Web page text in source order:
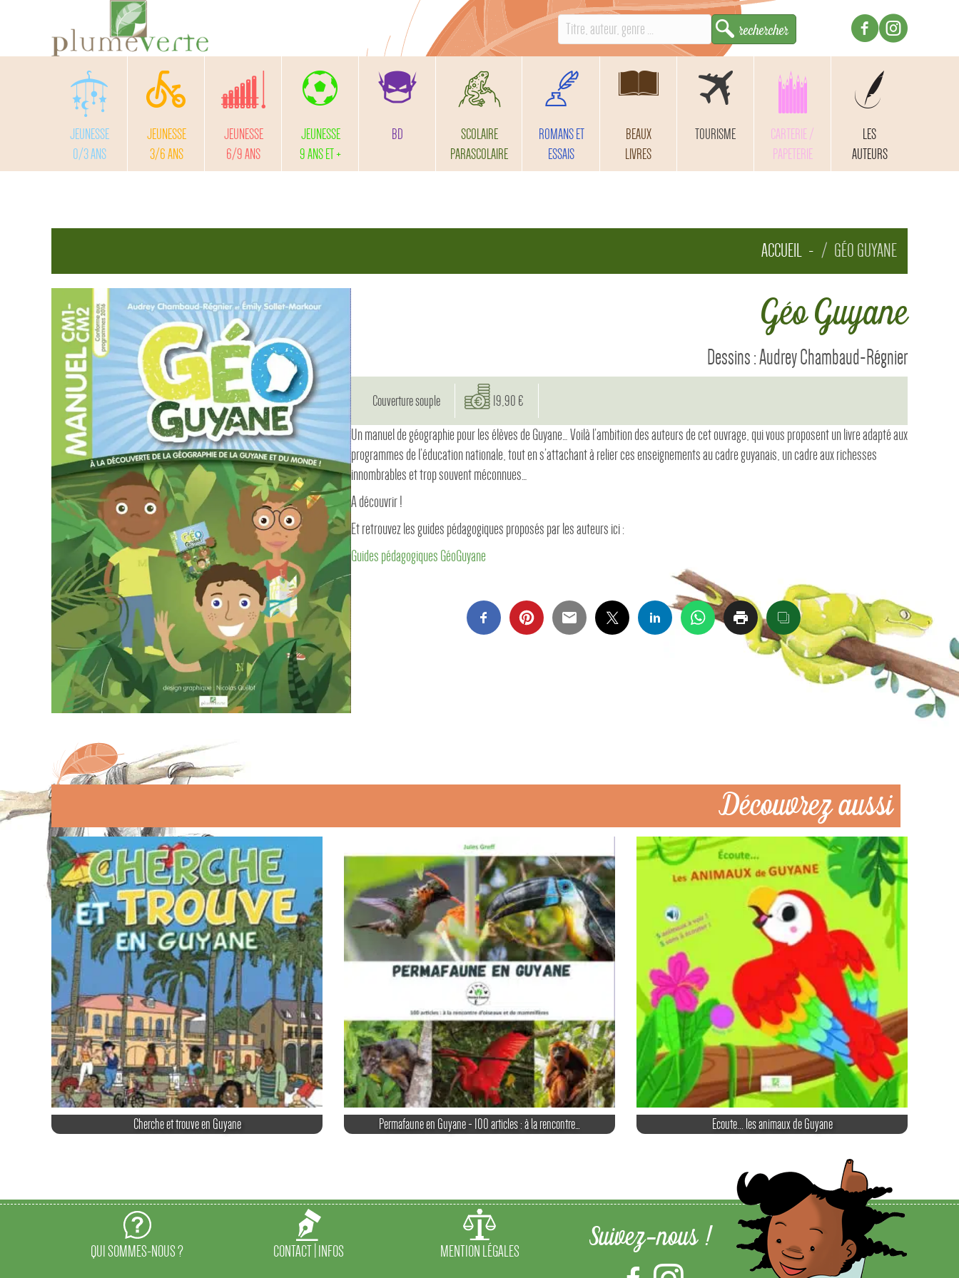
S
e
a
r
c
f
o
JEUNESSE
0/3 ANS
JEUNESSE
3/6 ANS
JEUNESSE
6/9 ANS
JEUNESSE
9 ANS ET +
BD
SCOLAIRE
PARASCOLAIRE
ROMANS ET
ESSAIS
BEAUX
LIVRES
TOURISME
CARTERIE /
PAPETERIE
LES
AUTEURS
ACCUEIL GÉO GUYANE
Géo Guyane
Dessins : Audrey Chambaud-Régnier
Couverture souple 19,90 €
Un manuel de géographie pour les élèves de Guyane… Voilà l’ambition des auteurs de cet ouvrage, qui vous proposent un livre adapté aux
programmes de l’éducation nationale, tout en s’attachant à relier ces enseignements au cadre guyanais, un cadre aux richesses
innombrables et trop souvent méconnues…
A découvrir !
Et retrouvez les guides pédagogiques proposés par les auteurs ici :
Guides pédagogiques GéoGuyane
Découvrez aussi
Cherche et trouve en Guyane Permafaune en Guyane - 100 articles : à la rencontre… Ecoute... les animaux de Guyane
QUI SOMMES-NOUS ? CONTACT | INFOS MENTION LÉGALES Suivez-nous !